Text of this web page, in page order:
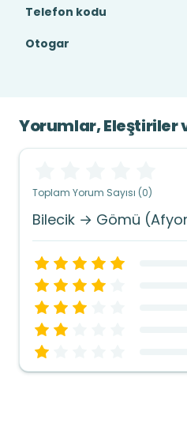
Telefon kodu
Otogar
Yorumlar, Eleştiriler
Toplam Yorum Sayısı (0)
Bilecik → Gömü